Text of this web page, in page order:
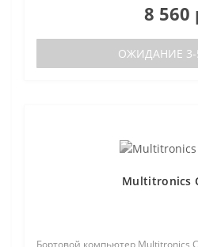
8 560
ОЖИДАНИЕ 3-
Multitronics